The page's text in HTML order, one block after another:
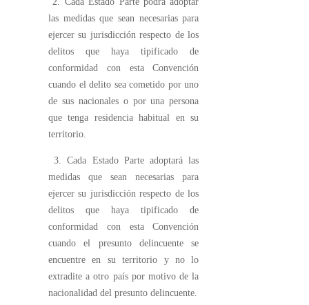
las medidas que sean necesarias para
ejercer su jurisdicción respecto de los
delitos que haya tipificado de
conformidad con esta Convención
cuando el delito sea cometido por uno
de sus nacionales o por una persona
que tenga residencia habitual en su
territorio.
3. Cada Estado Parte adoptará las
medidas que sean necesarias para
ejercer su jurisdicción respecto de los
delitos que haya tipificado de
conformidad con esta Convención
cuando el presunto delincuente se
encuentre en su territorio y no lo
extradite a otro país por motivo de la
nacionalidad del presunto delincuente.